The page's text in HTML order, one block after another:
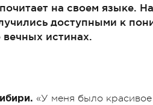
на своем языке.
доступными к
вечных истинах.
«У меня было